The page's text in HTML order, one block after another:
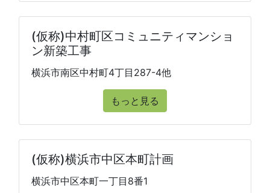
(仮称)中村町区コミュニティマンショ
ン新築工事
横浜市南区中村町4丁目287-4他
もっと見る
(仮称)横浜市中区本町計画
横浜市中区本町一丁目8番1